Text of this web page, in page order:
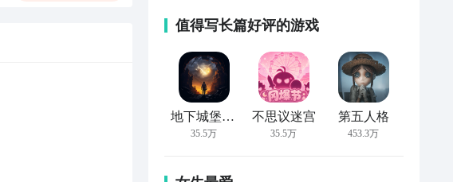
值得写长篇好评的游戏
地下城堡2:黑暗觉醒
35.5万
不思议迷宫
35.5万
第五人格
453.3万